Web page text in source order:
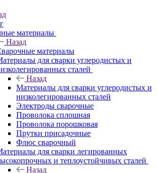
материалы
Назад
материалы
для сварки углеродистых и
сталей
Назад
Материалы для сварки углеродистых и
низколегированных сталей
Электроды сварочные
Проволока сплошная
Проволока порошковая
Прутки присадочные
Флюс сварочный
для сварки легированных
и теплоустойчивых сталей
Назад